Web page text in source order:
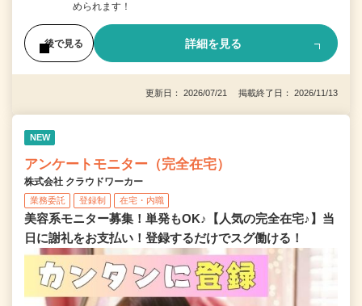
められます！
後で見る 詳細を見る
更新日： 2026/07/21 掲載終了日： 2026/11/13
NEW
アンケートモニター（完全在宅）
株式会社 クラウドワーカー
業務委託 登録制 在宅・内職
美容系モニター募集！単発もOK♪【人気の完全在宅♪】当
日に謝礼をお支払い！登録するだけでスグ働ける！